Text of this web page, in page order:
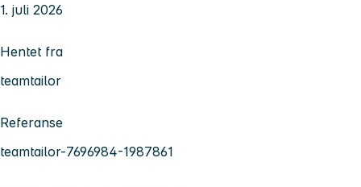
1. juli 2026
Hentet fra
teamtailor
Referanse
teamtailor-7696984-1987861